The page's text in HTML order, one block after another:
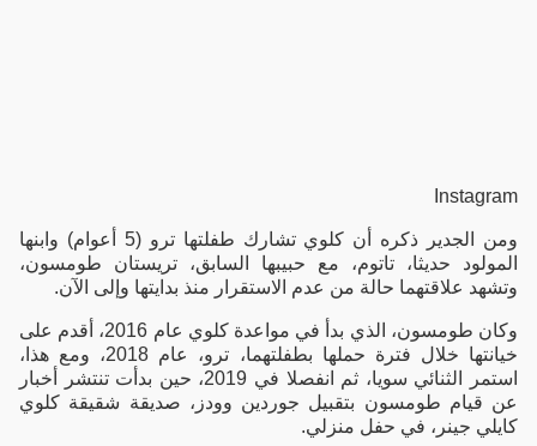
Instagram
ومن الجدير ذكره أن كلوي تشارك طفلتها ترو (5 أعوام) وابنها
المولود حديثا، تاتوم، مع حبيبها السابق، تريستان طومسون،
وتشهد علاقتهما حالة من عدم الاستقرار منذ بدايتها وإلى الآن.
وكان طومسون، الذي بدأ في مواعدة كلوي عام 2016، أقدم على
خيانتها خلال فترة حملها بطفلتهما، ترو، عام 2018، ومع هذا،
استمر الثنائي سويا، ثم انفصلا في 2019، حين بدأت تنتشر أخبار
عن قيام طومسون بتقبيل جوردين وودز، صديقة شقيقة كلوي
كايلي جينر، في حفل منزلي.